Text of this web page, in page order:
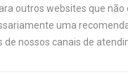
outros websites que
uma
nossos canais de